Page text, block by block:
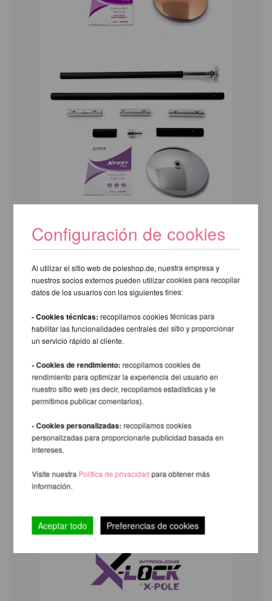
Configuración de cookies
Al utilizar el sitio web de poleshop.de, nuestra empresa y
nuestros socios externos pueden utilizar cookies para recopilar
datos de los usuarios con los siguientes fines:
- Cookies técnicas:recopilamos cookies técnicas para
habilitar las funcionalidades centrales del sitio y proporcionar
un servicio rápido al cliente.
- Cookies de rendimiento: recopilamos cookies de
rendimiento para optimizar la experiencia del usuario en
nuestro sitio web (es decir, recopilamos estadísticas y le
permitimos publicar comentarios).
- Cookies personalizadas: recopilamos cookies
personalizadas para proporcionarle publicidad basada en
intereses.
Visite nuestra Política de privacidadpara obtener más
información.
Aceptar todo Preferencias de cookies